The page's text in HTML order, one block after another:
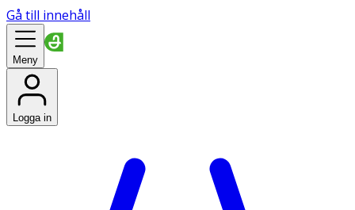
Gå till innehåll
Meny
Logga in